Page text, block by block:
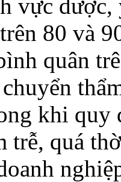
vực
80 và
quân
khi quy
trễ, quá